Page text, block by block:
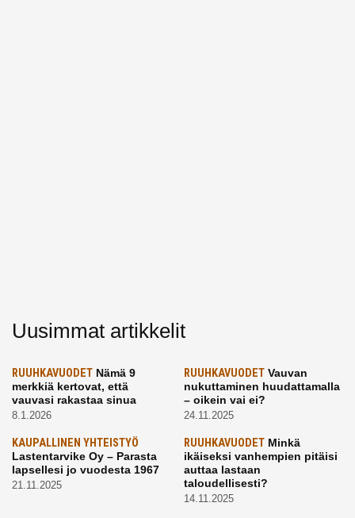
Uusimmat artikkelit
RUUHKAVUODET Nämä 9
merkkiä kertovat, että
vauvasi rakastaa sinua
8.1.2026
RUUHKAVUODETVauvan
nukuttaminen huudattamalla
– oikein vai ei?
24.11.2025
KAUPALLINEN YHTEISTYÖ
Lastentarvike Oy – Parasta
lapsellesi jo vuodesta 1967
21.11.2025
RUUHKAVUODETMinkä
ikäiseksi vanhempien pitäisi
auttaa lastaan
taloudellisesti?
14.11.2025